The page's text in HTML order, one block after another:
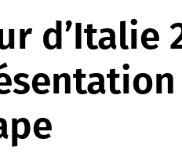
d’Italie